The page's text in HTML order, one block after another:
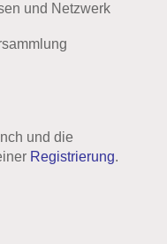
und Netzwerk
und die
Registrierung.